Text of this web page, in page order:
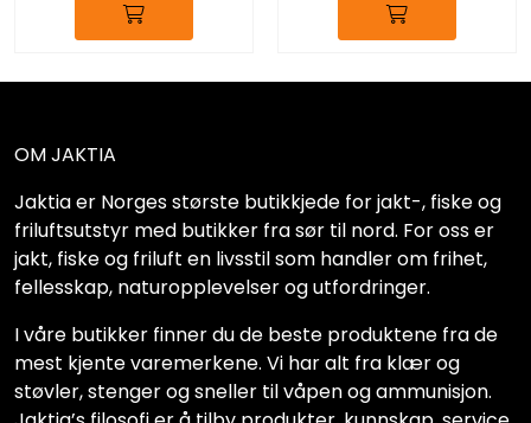
OM JAKTIA
Jaktia er Norges største butikkjede for jakt-, fiske og
friluftsutstyr med butikker fra sør til nord. For oss er
jakt, fiske og friluft en livsstil som handler om frihet,
fellesskap, naturopplevelser og utfordringer.
I våre butikker finner du de beste produktene fra de
mest kjente varemerkene. Vi har alt fra klær og
støvler, stenger og sneller til våpen og ammunisjon.